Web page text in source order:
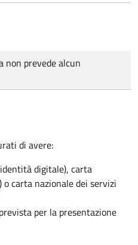
non prevede alcun
di avere:
digitale), carta
o carta nazionale dei servizi
per la presentazione